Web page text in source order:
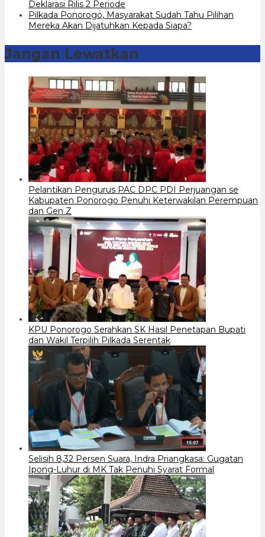
Deklarasi Rilis 2 Periode
Pilkada Ponorogo, Masyarakat Sudah Tahu Pilihan
Mereka Akan Dijatuhkan Kepada Siapa?
Jangan Lewatkan
Pelantikan Pengurus PAC DPC PDI Perjuangan se
Kabupaten Ponorogo Penuhi Keterwakilan Perempuan
dan Gen Z
KPU Ponorogo Serahkan SK Hasil Penetapan Bupati
dan Wakil Terpilih Pilkada Serentak
Selisih 8,32 Persen Suara, Indra Priangkasa: Gugatan
Ipong-Luhur di MK Tak Penuhi Syarat Formal